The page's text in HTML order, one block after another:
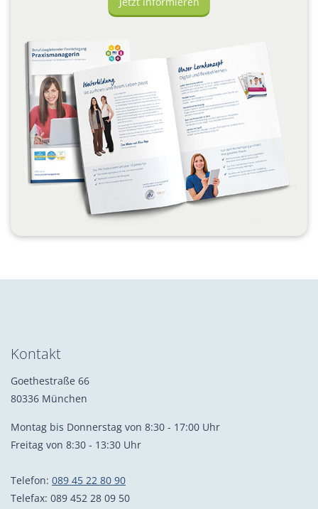
Kontakt
Goethestraße 66
80336 München
Montag bis Donnerstag von 8:30 - 17:00 Uhr
Freitag von 8:30 - 13:30 Uhr
Telefon: 089 45 22 80 90
Telefax: 089 452 28 09 50